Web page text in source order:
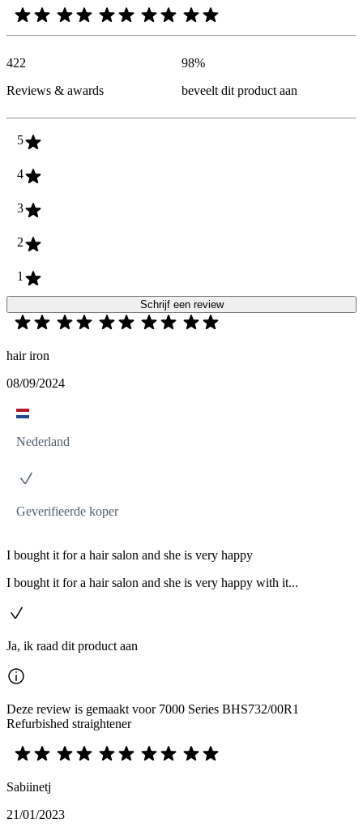
422
Reviews & awards
98%
beveelt dit product aan
5
4
3
2
1
Schrijf een review
hair iron
08/09/2024
Nederland
Geverifieerde koper
I bought it for a hair salon and she is very happy
I bought it for a hair salon and she is very happy with it...
Ja, ik raad dit product aan
Deze review is gemaakt voor 7000 Series BHS732/00R1
Refurbished straightener
Sabiinetj
21/01/2023